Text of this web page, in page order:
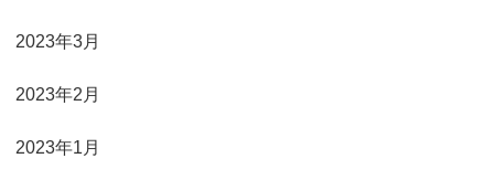
2023年3月
2023年2月
2023年1月